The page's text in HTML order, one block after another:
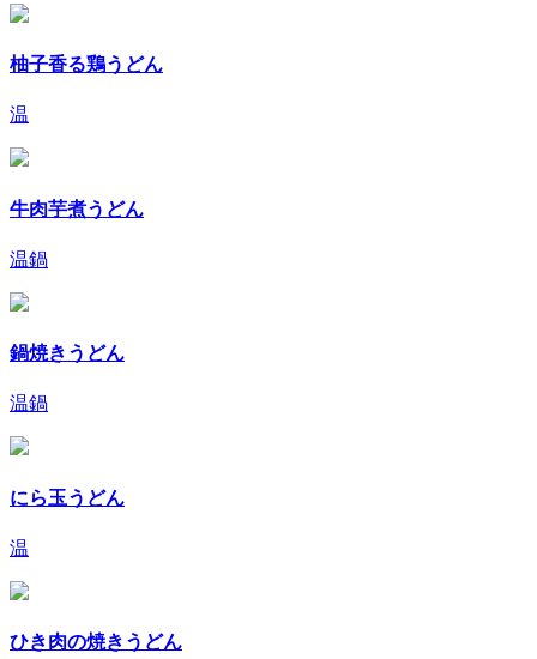
柚子香る鶏うどん
温
牛肉芋煮うどん
温鍋
鍋焼きうどん
温鍋
にら玉うどん
温
ひき肉の焼きうどん